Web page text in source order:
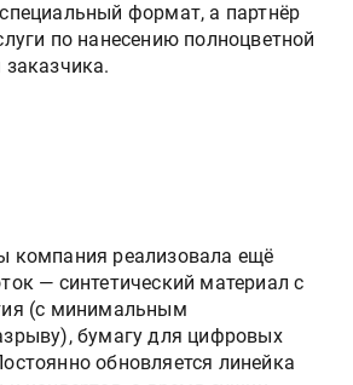
формат, а партнёр
по нанесению полноцветной
компания реализовала ещё
— синтетический материал с
(с минимальным
бумагу для цифровых
обновляется линейка